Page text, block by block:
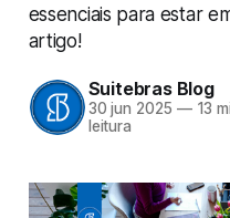
essenciais para estar
artigo!
Suitebras Blog
30 jun 2025 —13
leitura